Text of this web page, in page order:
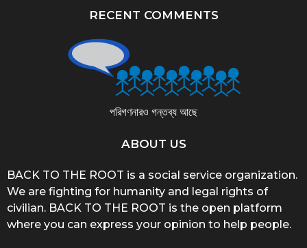
RECENT COMMENTS
পরিগণনারও গন্তব্য আছে
ABOUT US
BACK TO THE ROOT is a social service organization.
We are fighting for humanity and legal rights of
civilian. BACK TO THE ROOT is the open platform
where you can express your opinion to help people.